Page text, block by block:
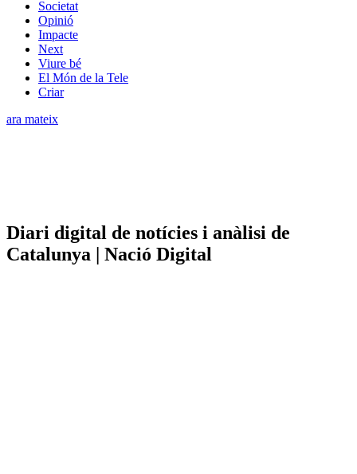
Societat
Opinió
Impacte
Next
Viure bé
El Món de la Tele
Criar
ara mateix
Diari digital de notícies i anàlisi de
Catalunya | Nació Digital